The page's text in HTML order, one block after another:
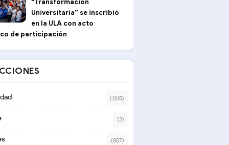
“Transformación
Universitaria” se inscribió
en la ULA con acto
de participación
(1315)
(2)
(857)